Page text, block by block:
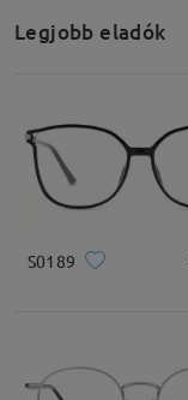
Legjobb eladók
S0189